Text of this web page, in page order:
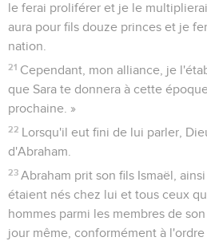
le ferai proliférer et je le
aura pour fils douze princes et je
nation.
21 Cependant, mon alliance, je
que Sara te donnera à cette
prochaine. »
22 Lorsqu'il eut fini de lui parler,
d'Abraham.
23 Abraham prit son fils Ismaël,
étaient nés chez lui et tous ceux
hommes parmi les membres de
jour même, conformément à